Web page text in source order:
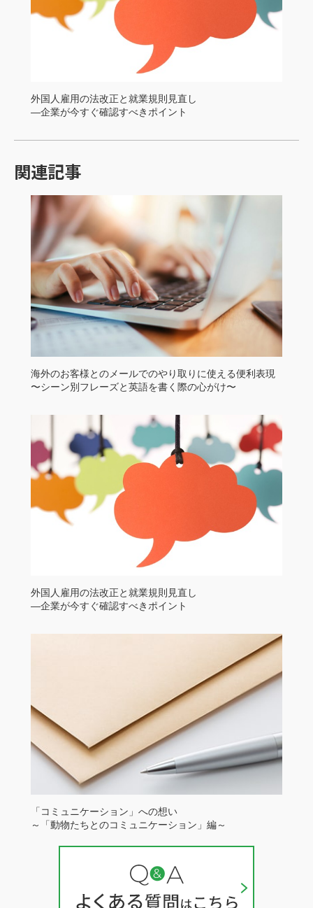
外国人雇用の法改正と就業規則見直し
—企業が今すぐ確認すべきポイント
関連記事
海外のお客様とのメールでのやり取りに使える便利表現
〜シーン別フレーズと英語を書く際の心がけ〜
外国人雇用の法改正と就業規則見直し
—企業が今すぐ確認すべきポイント
「コミュニケーション」への想い
～「動物たちとのコミュニケーション」編～